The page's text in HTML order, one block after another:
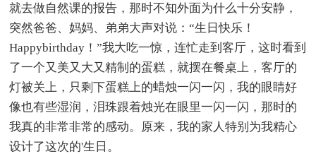
就去做自然课的报告，那时不知外面为什么十分安静，
突然爸爸、妈妈、弟弟大声对说：“生日快乐！
Happybirthday！”我大吃一惊，连忙走到客厅，这时看到
了一个又美又大又精制的蛋糕，就摆在餐桌上，客厅的
灯被关上，只剩下蛋糕上的蜡烛一闪一闪，我的眼睛好
像也有些湿润，泪珠跟着烛光在眼里一闪一闪，那时的
我真的非常非常的感动。原来，我的家人特别为我精心
设计了这次的'生日。